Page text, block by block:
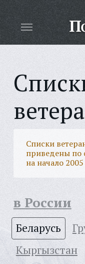
Списки
приведены по
на начало
в России
Беларусь
Кыргызстан